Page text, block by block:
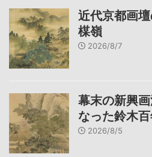
近代京都画
楳嶺
2026/8/7
幕末の新興
なった鈴木
2026/8/5